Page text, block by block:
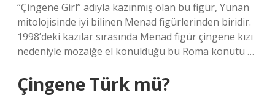
“Çingene Girl” adıyla kazınmış olan bu figür, Yunan
mitolojisinde iyi bilinen Menad figürlerinden biridir.
1998’deki kazılar sırasında Menad figür çingene kızı
nedeniyle mozaiğe el konulduğu bu Roma konutu …
Çingene Türk mü?